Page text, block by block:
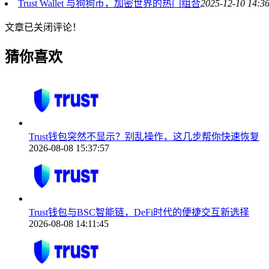
Trust Wallet 与狗狗币，加密世界的热门组合2025-12-10
文章已关闭评论！
猜你喜欢
Trust钱包突然不显示？别乱操作，这几步帮你快速恢复
2026-08-08 15:37:57
Trust钱包与BSC智能链，DeFi时代的便捷交互新选择
2026-08-08 14:11:45